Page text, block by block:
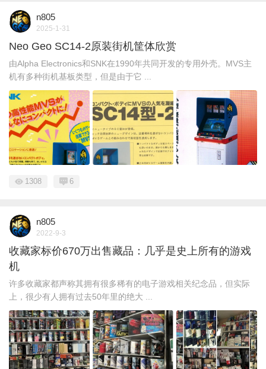
n805
2025-1-31
Neo Geo SC14-2原装街机筐体欣赏
由Alpha Electronics和SNK在1990年共同开发的专用外壳。MVS主
机有多种街机基板类型，但是由于它 ...
1308 6
n805
2022-9-3
收藏家标价670万出售藏品：几乎是史上所有的游戏
机
许多收藏家都声称其拥有很多稀有的电子游戏相关纪念品，但实际
上，很少有人拥有过去50年里的绝大 ...